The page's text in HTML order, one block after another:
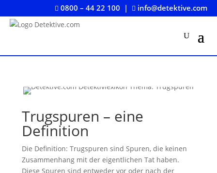
 0800 – 44 22 100 |  info@detektive.com
Trugspuren – eine
Definition
Die Definition: Trugspuren sind Spuren, die keinen
Zusammenhang mit der eigentlichen Tat haben.
Diese Spuren sind entweder vor oder nach der